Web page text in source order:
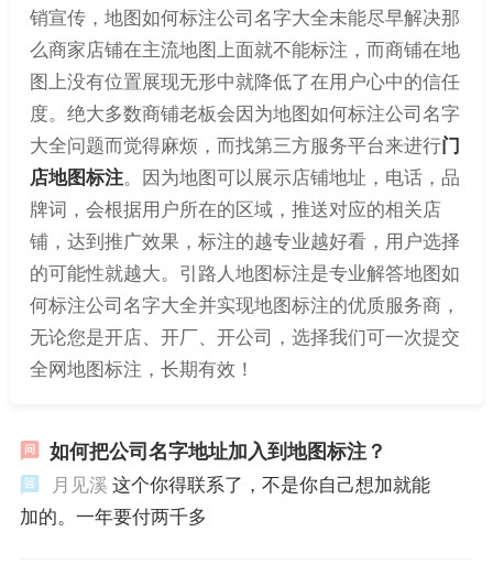
销宣传，地图如何标注公司名字大全未能尽早解决那
么商家店铺在主流地图上面就不能标注，而商铺在地
图上没有位置展现无形中就降低了在用户心中的信任
度。绝大多数商铺老板会因为地图如何标注公司名字
大全问题而觉得麻烦，而找第三方服务平台来进行门
店地图标注。因为地图可以展示店铺地址，电话，品
牌词，会根据用户所在的区域，推送对应的相关店
铺，达到推广效果，标注的越专业越好看，用户选择
的可能性就越大。引路人地图标注是专业解答地图如
何标注公司名字大全并实现地图标注的优质服务商，
无论您是开店、开厂、开公司，选择我们可一次提交
全网地图标注，长期有效！
如何把公司名字地址加入到地图标注？
月见溪 这个你得联系了，不是你自己想加就能
加的。一年要付两千多